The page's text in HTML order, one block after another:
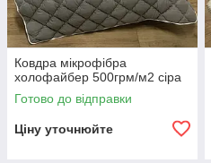
Ковдра мікрофібра
холофайбер 500грм/м2 сіра
Готово до відправки
Ціну уточнюйте